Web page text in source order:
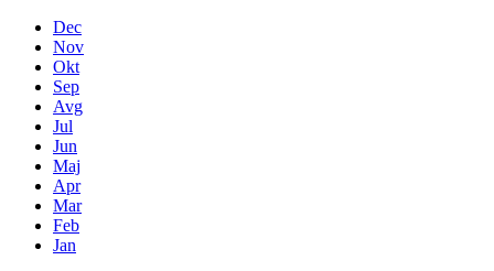
Dec
Nov
Okt
Sep
Avg
Jul
Jun
Maj
Apr
Mar
Feb
Jan